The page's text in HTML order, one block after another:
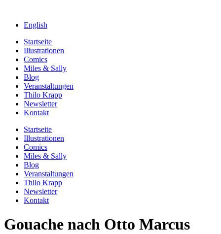
English
Startseite
Illustrationen
Comics
Miles & Sally
Blog
Veranstaltungen
Thilo Krapp
Newsletter
Kontakt
Startseite
Illustrationen
Comics
Miles & Sally
Blog
Veranstaltungen
Thilo Krapp
Newsletter
Kontakt
Gouache nach Otto Marcus